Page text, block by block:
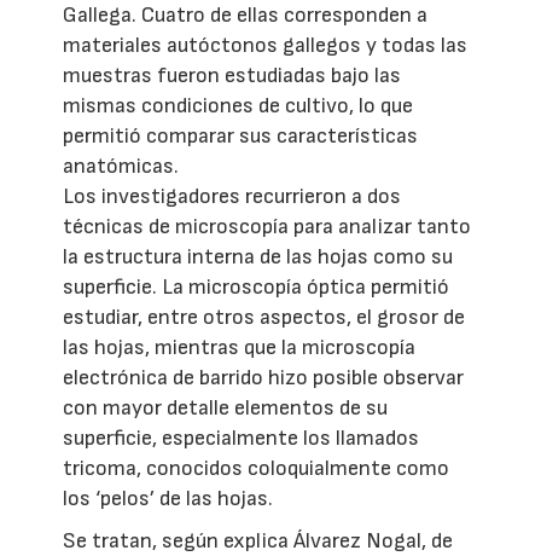
Gallega. Cuatro de ellas corresponden a
materiales autóctonos gallegos y todas las
muestras fueron estudiadas bajo las
mismas condiciones de cultivo, lo que
permitió comparar sus características
anatómicas.
Los investigadores recurrieron a dos
técnicas de microscopía para analizar tanto
la estructura interna de las hojas como su
superficie. La microscopía óptica permitió
estudiar, entre otros aspectos, el grosor de
las hojas, mientras que la microscopía
electrónica de barrido hizo posible observar
con mayor detalle elementos de su
superficie, especialmente los llamados
tricoma, conocidos coloquialmente como
los ‘pelos’ de las hojas.
Se tratan, según explica Álvarez Nogal, de